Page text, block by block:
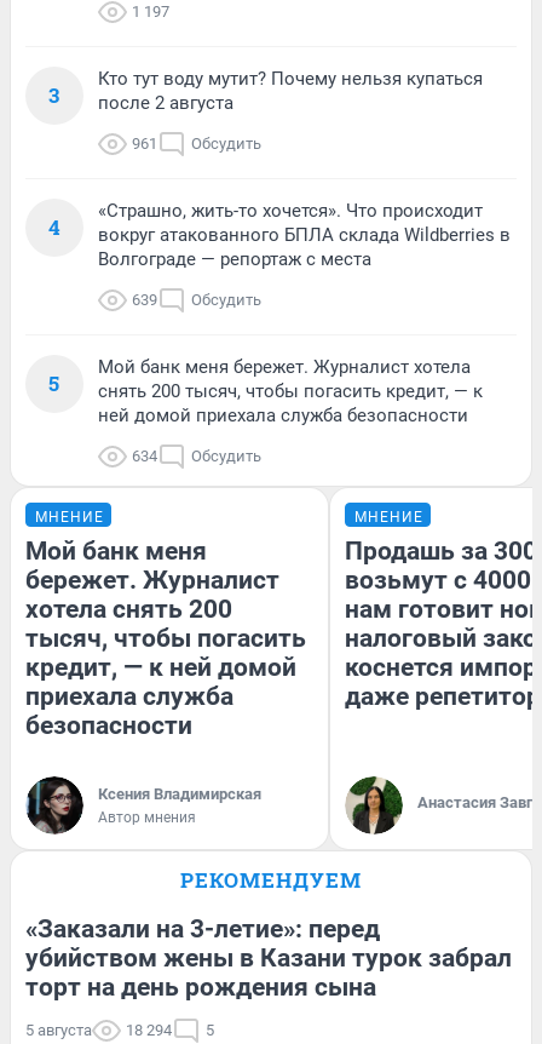
1 197
3
Кто тут воду мутит? Почему нельзя купаться
после 2 августа
961 Обсудить
4
«Страшно, жить-то хочется». Что происходит
вокруг атакованного БПЛА склада Wildberries в
Волгограде — репортаж с места
639 Обсудить
5
Мой банк меня бережет. Журналист хотела
снять 200 тысяч, чтобы погасить кредит, — к
ней домой приехала служба безопасности
634 Обсудить
МНЕНИЕ
Мой банк меня
бережет. Журналист
хотела снять 200
тысяч, чтобы погасить
кредит, — к ней домой
приехала служба
безопасности
Ксения Владимирская
Автор мнения
МНЕНИЕ
Продашь за
возьмут с
нам готовит
налоговый
коснется
даже
Анастасия
РЕКОМЕНДУЕМ
«Заказали на 3-летие»: перед
убийством жены в Казани турок забрал
торт на день рождения сына
5 августа 18 294 5